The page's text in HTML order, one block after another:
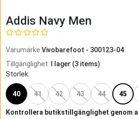
Addis Navy Men
Varumärke Vivobarefoot - 300123-04
Tillgänglighet: I lager (3 items)
Storlek:
40 41 42 43 44 45
Kontrollera butikstillgänglighet genom